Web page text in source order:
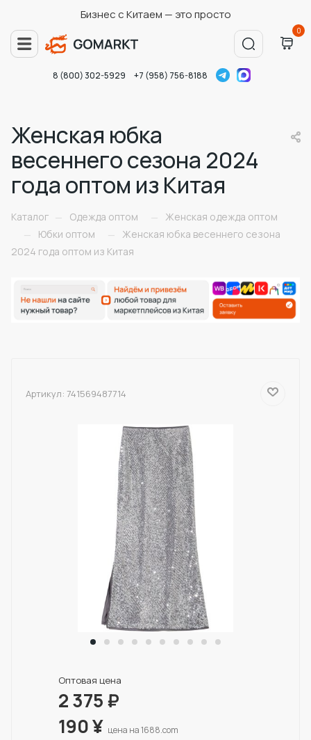
Бизнес с Китаем — это просто
0
8 (800) 302-5929 +7 (958) 756-8188
Женская юбка
весеннего сезона 2024
года оптом из Китая
Каталог — Одежда оптом —
Женская одежда оптом
—
Юбки оптом —
Женская юбка весеннего сезона
2024 года оптом из Китая
Артикул: 741569487714
Оптовая цена
2 375₽
190¥ цена на 1688.com